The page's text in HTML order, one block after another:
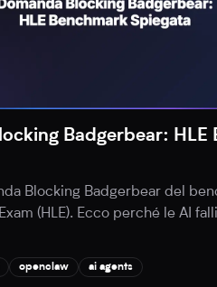
Badgerbear: HLE
Blocking Badgerbear del
(HLE). Ecco perché le AI
openclaw ai agents